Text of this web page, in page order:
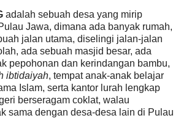
adalah sebuah desa yang mirip
Jawa, dimana ada banyak rumah,
jalan utama, diselingi jalan-jalan
ada sebuah masjid besar, ada
pepohonan dan kerindangan bambu,
ibtidaiyah, tempat anak-anak belajar
Islam, serta kantor lurah lengkap
berseragam coklat, walau
sama dengan desa-desa lain di Pulau